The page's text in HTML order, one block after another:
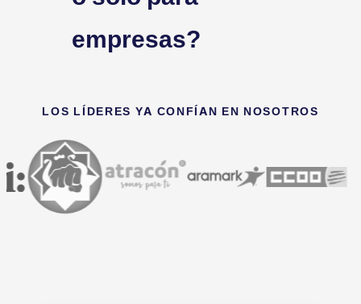
empresas?
LOS LÍDERES YA CONFÍAN EN NOSOTROS